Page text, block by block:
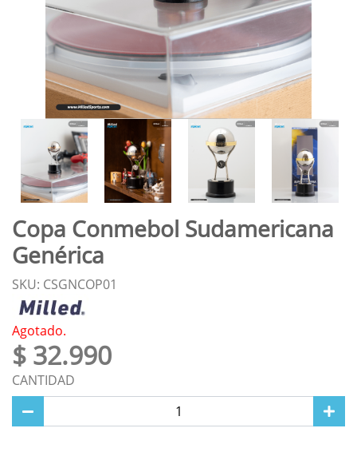
Copa Conmebol Sudamericana
Genérica
SKU: CSGNCOP01
Agotado.
$ 32.990
CANTIDAD